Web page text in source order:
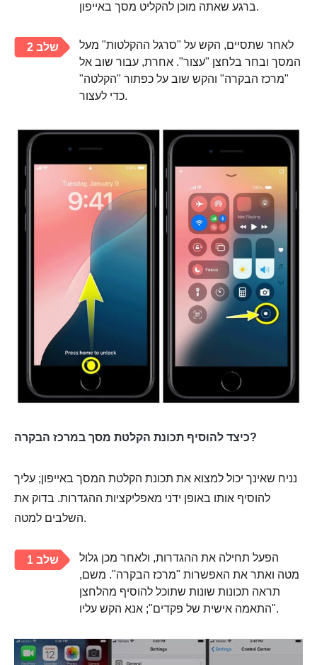
ברגע שאתה מוכן להקליט מסך באייפון.
שלב 2
לאחר שתסיים, הקש על "סרגל ההקלטות" מעל
המסך ובחר בלחצן "עצור". אחרת, עבור שוב אל
"מרכז הבקרה" והקש שוב על כפתור "הקלטה"
כדי לעצור.
כיצד להוסיף תכונת הקלטת מסך במרכז הבקרה?
נניח שאינך יכול למצוא את תכונת הקלטת המסך באייפון; עליך
להוסיף אותו באופן ידני מאפליקציות ההגדרות. בדוק את
השלבים למטה.
שלב 1
הפעל תחילה את ההגדרות, ולאחר מכן גלול
מטה ואתר את האפשרות "מרכז הבקרה". משם,
תראה תכונות שונות שתוכל להוסיף מהלחצן
"התאמה אישית של פקדים"; אנא הקש עליו.